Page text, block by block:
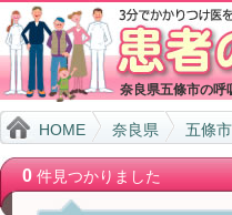
奈良県五條市の呼
HOME 奈良県 五條市
0件見つかりました